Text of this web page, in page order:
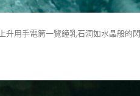
升用手電筒一覽鐘乳石洞如水晶般的閃